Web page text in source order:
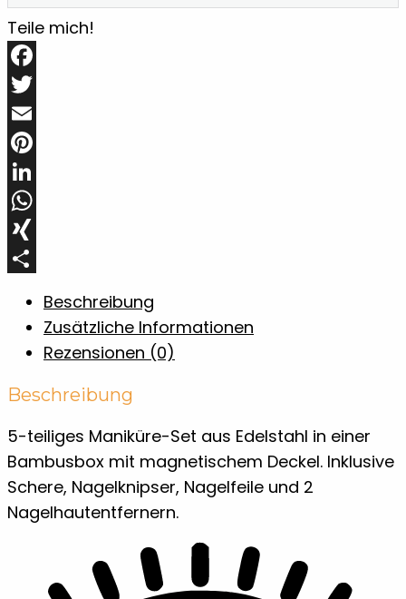
Teile mich!
Facebook
Twitter
Email
Pinterest
LinkedIn
WhatsApp
XING
Beschreibung
Zusätzliche Informationen
Rezensionen (0)
Beschreibung
5-teiliges Maniküre-Set aus Edelstahl in einer
Bambusbox mit magnetischem Deckel. Inklusive
Schere, Nagelknipser, Nagelfeile und 2
Nagelhautentfernern.